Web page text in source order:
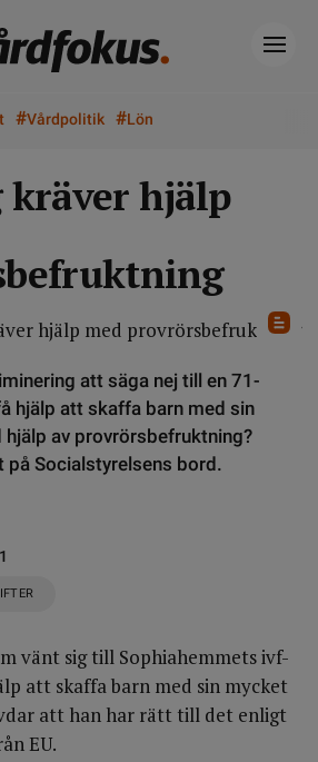
#Vårdpolitik #Lön
kräver hjälp
att säga nej till en 71-
hjälp att skaffa barn med sin
hjälp av provrörsbefruktning?
på Socialstyrelsens bord.
vänt sig till Sophiahemmets ivf-
att skaffa barn med sin mycket
att han har rätt till det enligt
EU.